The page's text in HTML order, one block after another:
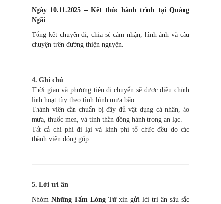
Ngày 10.11.2025 – Kết thúc hành trình tại Quảng
Ngãi
Tổng kết chuyến đi, chia sẻ cảm nhận, hình ảnh và câu
chuyện trên đường thiện nguyện.
4. Ghi chú
Thời gian và phương tiện di chuyển sẽ được điều chỉnh
linh hoạt tùy theo tình hình mưa bão.
Thành viên cần chuẩn bị đầy đủ vật dụng cá nhân, áo
mưa, thuốc men, và tinh thần đồng hành trong an lạc.
Tất cả chi phí đi lại và kinh phí tổ chức đều do các
thành viên đóng góp
5. Lời tri ân
Nhóm Những Tấm Lòng Từxin gửi lời tri ân sâu sắc